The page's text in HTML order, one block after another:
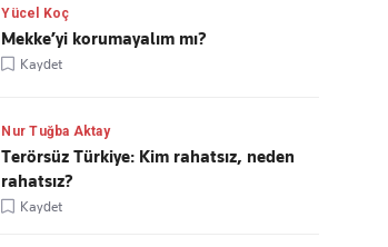
Yücel Koç
Mekke’yi korumayalım mı?
Kaydet
Nur Tuğba Aktay
Terörsüz Türkiye: Kim rahatsız, neden
rahatsız?
Kaydet